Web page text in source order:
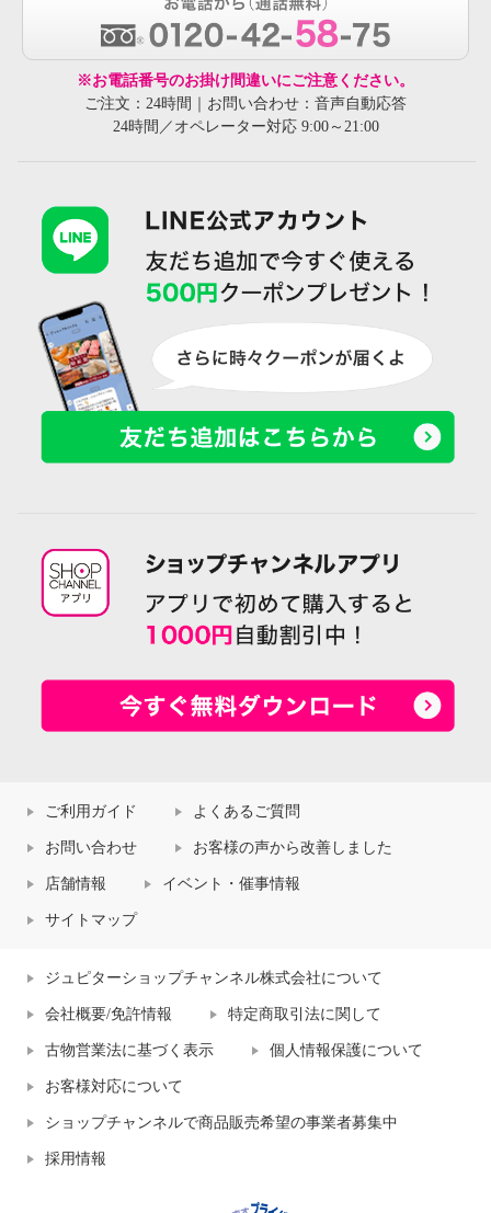
※お電話番号のお掛け間違いにご注意ください。
ご注文：24時間｜お問い合わせ：音声自動応答
24時間／オペレーター対応 9:00～21:00
ご利用ガイド よくあるご質問
お問い合わせ お客様の声から改善しました
店舗情報 イベント・催事情報
サイトマップ
ジュピターショップチャンネル株式会社について
会社概要/免許情報 特定商取引法に関して
古物営業法に基づく表示 個人情報保護について
お客様対応について
ショップチャンネルで商品販売希望の事業者募集中
採用情報